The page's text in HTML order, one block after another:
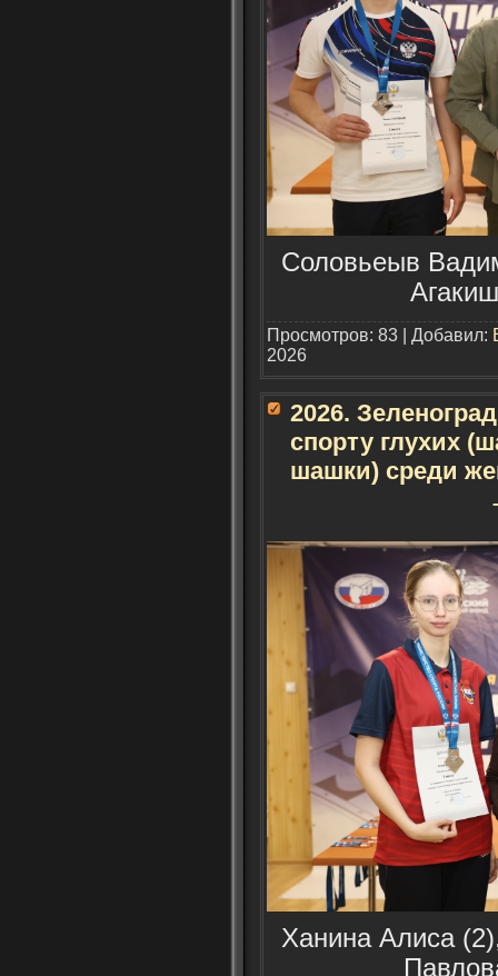
Соловьеыв
Просмотров: 83 | Добавил:
2026
2026.
спорту глухих
шашки) среди
Ханина Алиса